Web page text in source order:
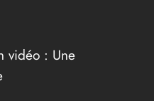
vidéo : Une